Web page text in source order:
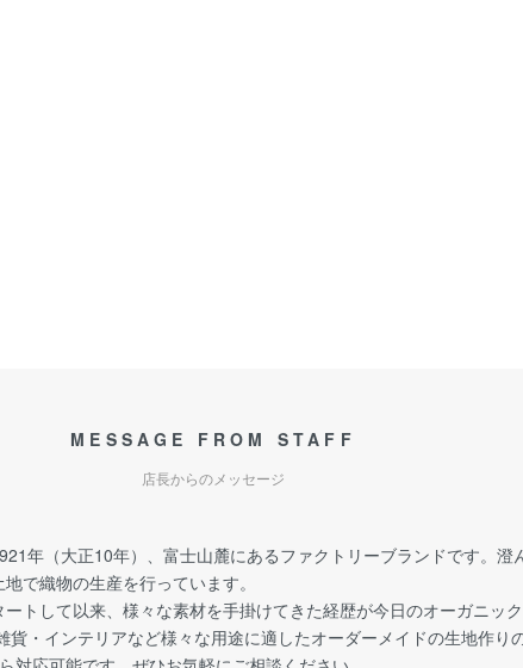
MESSAGE FROM STAFF
店長からのメッセージ
年（大正10年）、富士山麓にあるファクトリーブランドです。澄
で織物の生産を行っています。
トして以来、様々な素材を手掛けてきた経歴が今日のオーガニッ
貨・インテリアなど様々な用途に適したオーダーメイドの生地作り